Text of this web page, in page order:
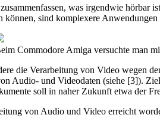
was irgendwie hörbar
können, sind komplexere
Commodore Amiga versuchte man
die Verarbeitung von Video wegen
Audio- und Videodaten (siehe [3]).
soll in naher Zukunft etwa der
von Audio und Video erreicht